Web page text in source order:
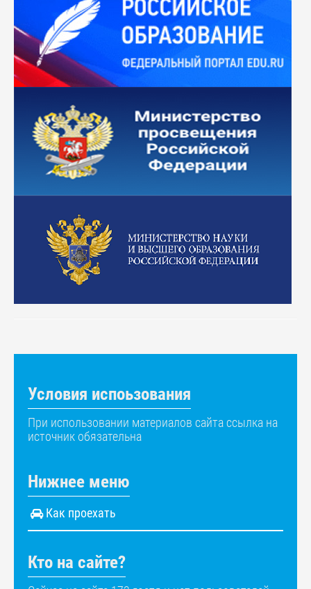
Условия испоьзования
При использовании материалов сайта ссылка на
источник обязательна
Нижнее меню
Как проехать
Кто на сайте?